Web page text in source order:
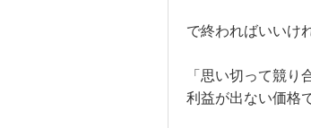
で終わればいいけ
「思い切って競り
利益が出ない価格